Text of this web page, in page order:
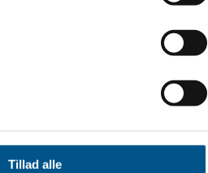
Tillad alle